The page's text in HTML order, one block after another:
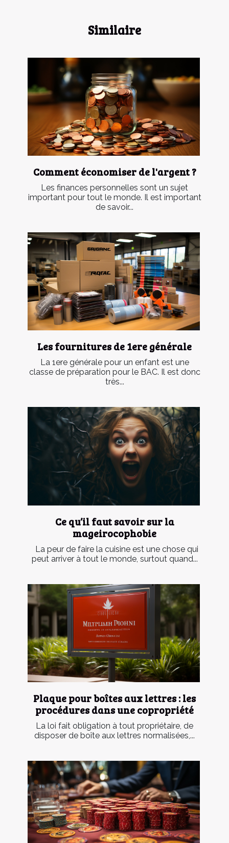
Similaire
Comment économiser de l'argent ?
Les finances personnelles sont un sujet
important pour tout le monde. Il est important
de savoir...
Les fournitures de 1ere générale
La 1ere générale pour un enfant est une
classe de préparation pour le BAC. Il est donc
très...
Ce qu’il faut savoir sur la
mageirocophobie
La peur de faire la cuisine est une chose qui
peut arriver à tout le monde, surtout quand...
Plaque pour boîtes aux lettres : les
procédures dans une copropriété
La loi fait obligation à tout propriétaire, de
disposer de boîte aux lettres normalisées,...